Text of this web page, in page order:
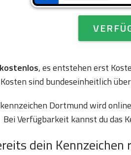
kostenlos, es entstehen erst
sind bundeseinheitlich
Dortmund wird
Bei Verfügbarkeit kannst du das
dein